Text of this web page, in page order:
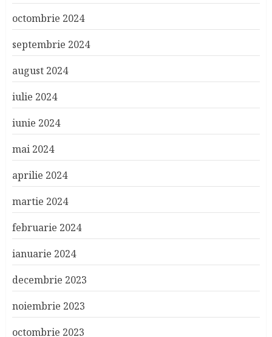
octombrie 2024
septembrie 2024
august 2024
iulie 2024
iunie 2024
mai 2024
aprilie 2024
martie 2024
februarie 2024
ianuarie 2024
decembrie 2023
noiembrie 2023
octombrie 2023